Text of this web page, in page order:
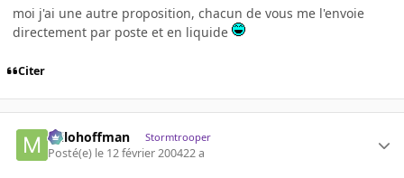
moi j'ai une autre proposition, chacun de vous me l'envoie
directement par poste et en liquide
Citer
milohoffman Stormtrooper
Posté(e) le 12 février 200422 a